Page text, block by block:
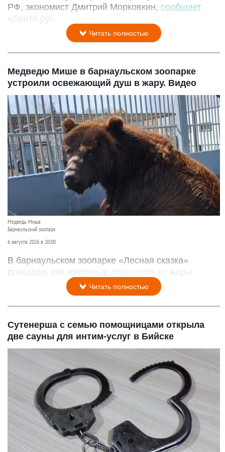
РФ, экономист Дмитрий Морковкин, сообщает
«Лента.ру».
Читать полностью
Медведю Мише в барнаульском зоопарке
устроили освежающий душ в жару. Видео
Медведь Миша
Барнаульский зоопарк
6 августа 2026 в 20:00
В барнаульском зоопарке «Лесная сказка»
показали, как животные спасаются от жары.
Читать полностью
Сутенерша с семью помощницами открыла
две сауны для интим-услуг в Бийске